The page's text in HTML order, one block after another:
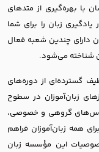
با بهره‌گیری از متدهای
زبان را برای شما
دارای چندین شعبه فعال
شناخته می‌شود.
طیف گسترده‌ای از دوره‌های
زبان‌آموزان در سطوح
گروهی و خصوصی،
همه زبان‌آموزان فراهم
این مؤسسه زبان